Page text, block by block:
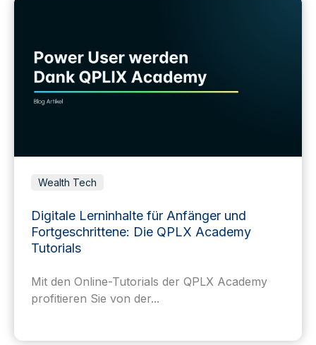
Wealth Tech
Digitale Lerninhalte für Anfänger und
Fortgeschrittene: Die QPLX Academy
Tutorials
Mit den Online-Tutorials der QPLX Academy
profitieren Sie von der...